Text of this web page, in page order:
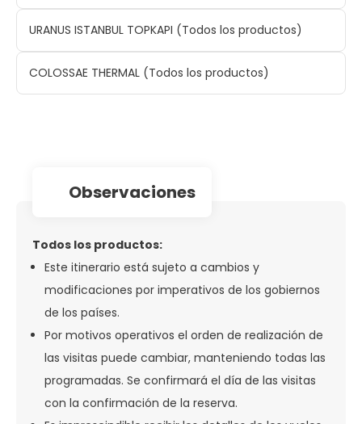
URANUS ISTANBUL TOPKAPI (Todos los productos)
COLOSSAE THERMAL (Todos los productos)
observaciones
Todos los productos:
Este itinerario está sujeto a cambios y
modificaciones por imperativos de los gobiernos
de los países.
Por motivos operativos el orden de realización de
las visitas puede cambiar, manteniendo todas las
programadas. Se confirmará el día de las visitas
con la confirmación de la reserva.